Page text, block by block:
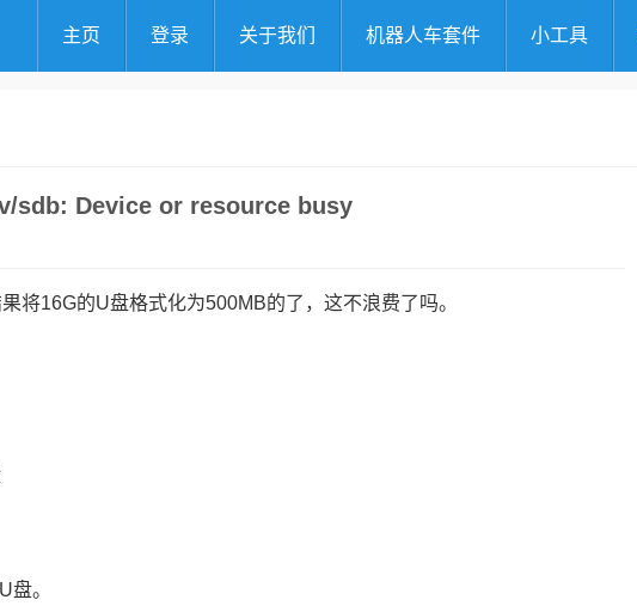
主页 登录 关于我们 机器人车套件 小工具
sdb: Device or resource busy
将16G的U盘格式化为500MB的了，这不浪费了吗。
盘。